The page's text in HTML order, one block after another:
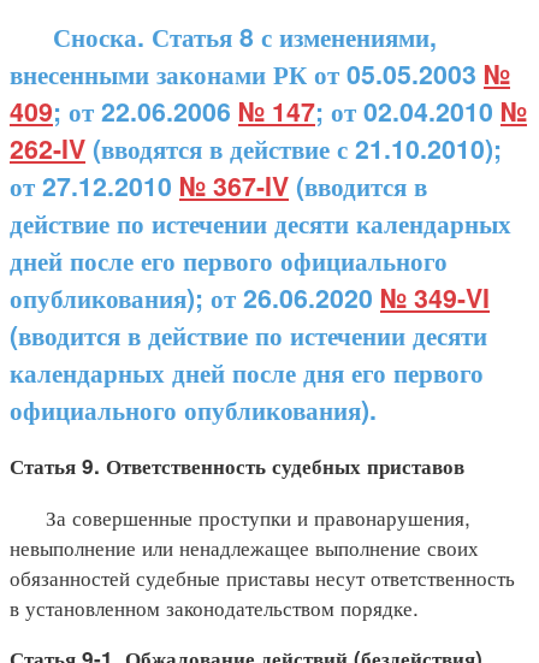
Сноска. Статья 8 с изменениями,
внесенными законами РК от 05.05.2003 №
409; от 22.06.2006 № 147; от 02.04.2010 №
262-IV (вводятся в действие с 21.10.2010);
от 27.12.2010 № 367-IV (вводится в
действие по истечении десяти календарных
дней после его первого официального
опубликования); от 26.06.2020 № 349-VI
(вводится в действие по истечении десяти
календарных дней после дня его первого
официального опубликования).
Статья 9. Ответственность судебных приставов
За совершенные проступки и правонарушения,
невыполнение или ненадлежащее выполнение своих
обязанностей судебные приставы несут ответственность
в установленном законодательством порядке.